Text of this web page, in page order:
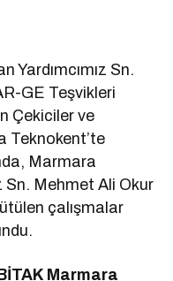
Yardımcımız Sn.
GE Teşvikleri
Çekiciler ve
Teknokent’te
Marmara
Sn. Mehmet Ali Okur
çalışmalar
Marmara